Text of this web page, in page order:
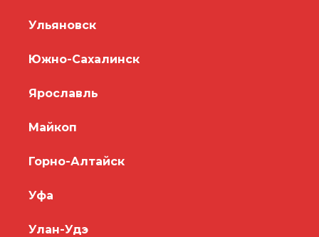
Ульяновск
Южно-Сахалинск
Ярославль
Майкоп
Горно-Алтайск
Уфа
Улан-Удэ